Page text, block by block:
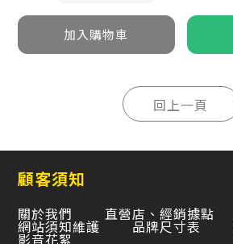
顧客須知
關於我們 直營店、經銷據點
網站須知維護 品牌尺寸表
影音花絮